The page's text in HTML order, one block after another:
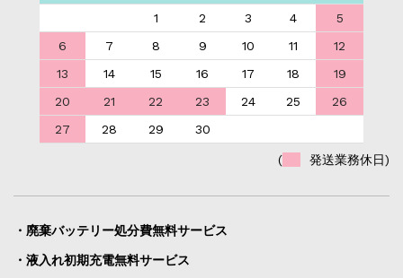
1 2 3 4
5
6
7 8 9 10 11
12
13
14 15 16 17 18
19
20
21 22 23 24 25
26
27
28 29 30
( 発送業務休日)
・廃棄バッテリー処分費無料サービス
・液入れ初期充電無料サービス